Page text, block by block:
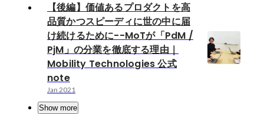
【後編】価値あるプロダクトを高
品質かつスピーディに世の中に届
け続けるために--MoTが「PdM /
PjM」の分業を徹底する理由｜
Mobility Technologies 公式
note
Jan 2021
Show more